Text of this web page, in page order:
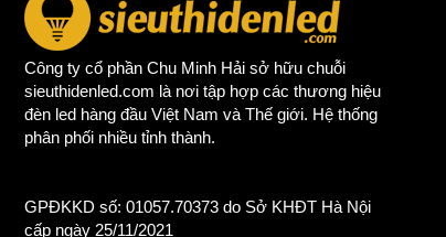
Công ty cổ phần Chu Minh Hải sở hữu chuỗi
sieuthidenled.com là nơi tập hợp các thương hiệu
đèn led hàng đầu Việt Nam và Thế giới. Hệ thống
phân phối nhiều tỉnh thành.
GPĐKKD số: 01057.70373 do Sở KHĐT Hà Nội
cấp ngày 25/11/2021